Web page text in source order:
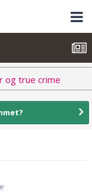
og true crime